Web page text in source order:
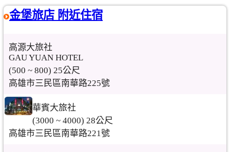
金堡旅店 附近住宿
高源大旅社
GAU YUAN HOTEL
(500 ~ 800) 25公尺
高雄市三民區南華路225號
華賓大旅社
(3000 ~ 4000) 28公尺
高雄市三民區南華路221號